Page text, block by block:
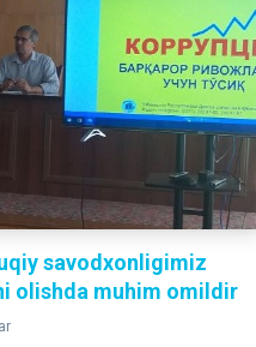
savodxonligimiz
olishda muhim omildir